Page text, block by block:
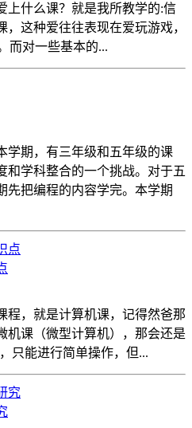
什么课？就是我所教学的:信
这种爱往往表现在爱玩游戏，
而对一些基本的...
学期，有三年级和五年级的课
和学科整合的一个挑战。对于五
先把编程的内容学完。本学期
程，就是计算机课，记得然爸那
机课（微型计算机），那会还是
只能进行简单操作，但...